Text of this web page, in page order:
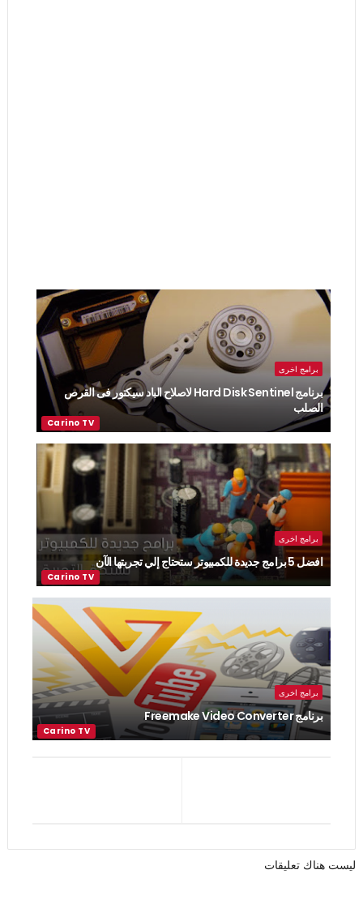
برامج اخرى
برنامج Hard Disk Sentinel لاصلاح الباد سيكتور فى القرص
الصلب
برامج اخرى
افضل 5 برامج جديدة للكمبيوتر ستحتاج إلي تجربتها الآن
برامج اخرى
برنامج Freemake Video Converter
ليست هناك تعليقات